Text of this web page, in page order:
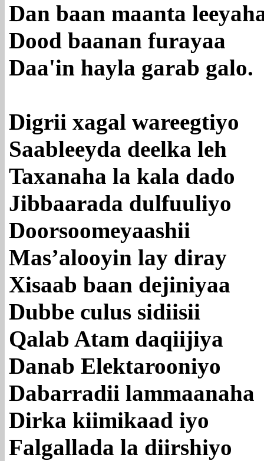
Dan baan maanta
Dood baanan furayaa
Daa'in hayla garab galo.
Digrii xagal wareegtiyo
Saableeyda deelka leh
Taxanaha la kala dado
Jibbaarada dulfuuliyo
Doorsoomeyaashii
Mas’alooyin lay diray
Xisaab baan dejiniyaa
Dubbe culus sidiisii
Qalab Atam daqiijiya
Danab Elektarooniyo
Dabarradii lammaanaha
Dirka kiimikaad iyo
Falgallada la diirshiyo